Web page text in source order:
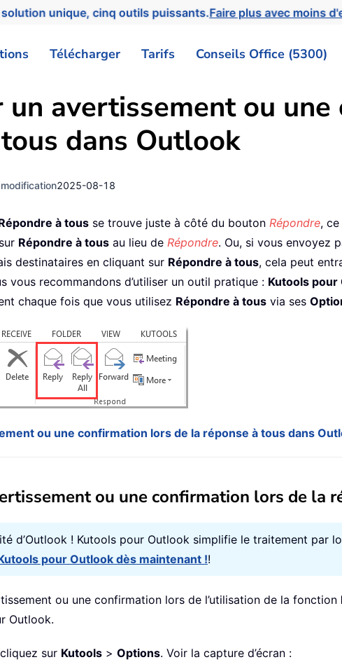
unique, cinq outils puissants.Faire plus avec moins
Télécharger Tarifs Conseils Office (5300)
un avertissement ou
dans Outlook
2025-08-18
à tous se trouve juste à côté du bouton Répondre,
Répondre à tous au lieu de Répondre. Ou, si vous envoyez
destinataires en cliquant sur Répondre à tous, cela peut
vous recommandons d’utiliser un outil pratique : Kutools pour
chaque fois que vous utilisez Répondre à tous via ses
ou une confirmation lors de la réponse à tous dans
ou une confirmation lors de la
d’Outlook ! Kutools pour Outlook simplifie le traitement par
pour Outlook dès maintenant !!
ou une confirmation lors de l’utilisation de la fonction
Outlook.
sur Kutools > Options. Voir la capture d’écran :